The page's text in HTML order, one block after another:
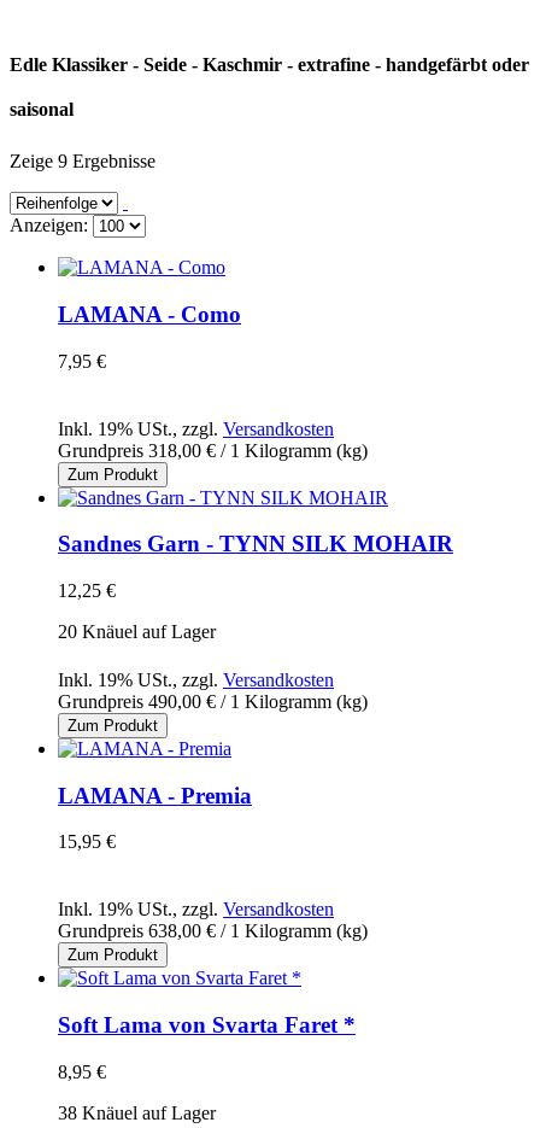
Edle Klassiker - Seide - Kaschmir - extrafine - handgefärbt oder
saisonal
Zeige 9 Ergebnisse
Anzeigen:
LAMANA - Como
7,95 €
Inkl. 19% USt., zzgl. Versandkosten
Grundpreis 318,00 € / 1 Kilogramm (kg)
Zum Produkt
Sandnes Garn - TYNN SILK MOHAIR
12,25 €
20 Knäuel auf Lager
Inkl. 19% USt., zzgl. Versandkosten
Grundpreis 490,00 € / 1 Kilogramm (kg)
Zum Produkt
LAMANA - Premia
15,95 €
Inkl. 19% USt., zzgl. Versandkosten
Grundpreis 638,00 € / 1 Kilogramm (kg)
Zum Produkt
Soft Lama von Svarta Faret *
8,95 €
38 Knäuel auf Lager